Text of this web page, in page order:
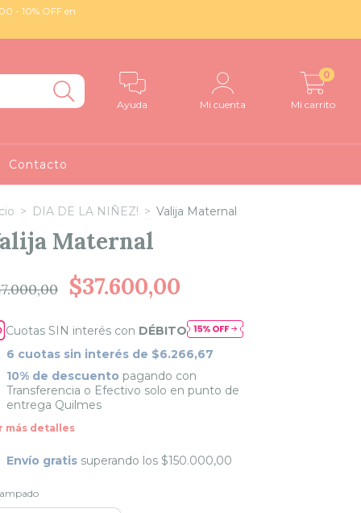
- 10% OFF en
Ayuda Mi cuenta Mi carrito
0
Contacto
> DIA DE LA NIÑEZ! > Valija Maternal
Maternal
$37.600,00
Cuotas SIN interés con DÉBITO
6 cuotas sin interés de $6.266,67
10% de descuento pagando con
Transferencia o Efectivo solo en punto de
entrega Quilmes
más detalles
Envío gratis superando los $150.000,00